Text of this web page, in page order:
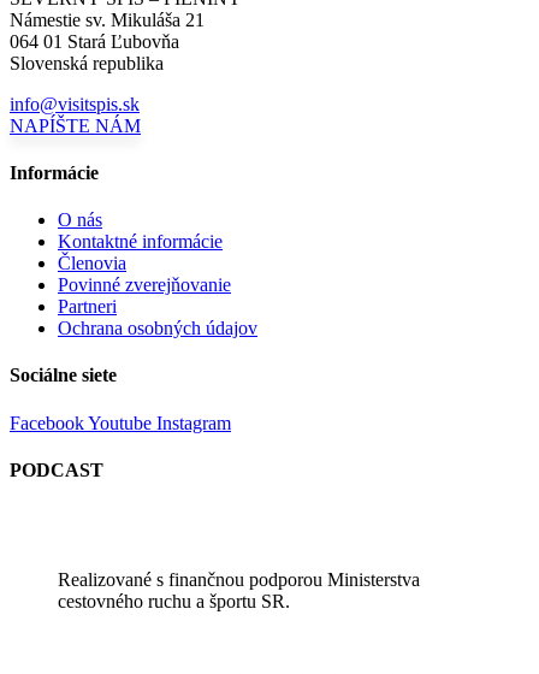
Námestie sv. Mikuláša 21
064 01 Stará Ľubovňa
Slovenská republika
info@visitspis.sk
NAPÍŠTE NÁM
Informácie
O nás
Kontaktné informácie
Členovia
Povinné zverejňovanie
Partneri
Ochrana osobných údajov
Sociálne siete
FacebookYoutube Instagram
PODCAST
Realizované s finančnou podporou Ministerstva
cestovného ruchu a športu SR.